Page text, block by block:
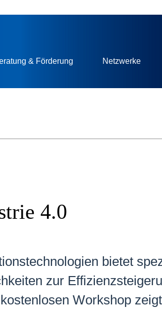
& Förderung Netzwerke
4.0
bietet
zur
Workshop